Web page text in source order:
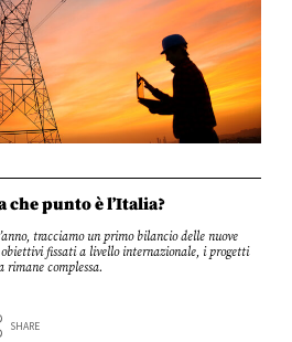
punto è l’Italia?
tracciamo un primo bilancio delle nuove
fissati a livello internazionale, i progetti
complessa.
SHARE